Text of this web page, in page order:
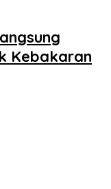
Kebakaran